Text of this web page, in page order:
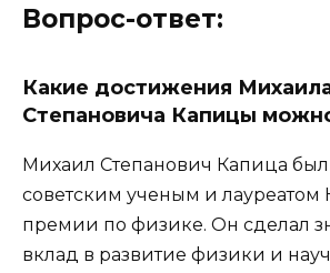
Вопрос-ответ:
Какие достижения
Степановича Капицы
Михаил Степанович Капица
советским ученым и лауреатом
премии по физике. Он сделал
вклад в развитие физики и